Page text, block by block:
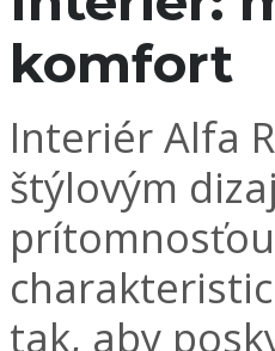
komfort
Interiér Alfa
štýlovým
tak, aby